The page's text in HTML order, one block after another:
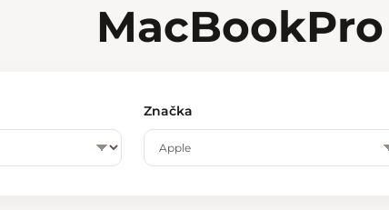
MacBook
Značka